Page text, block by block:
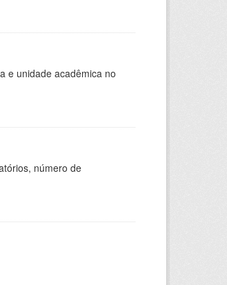
e unidade acadêmica no
número de